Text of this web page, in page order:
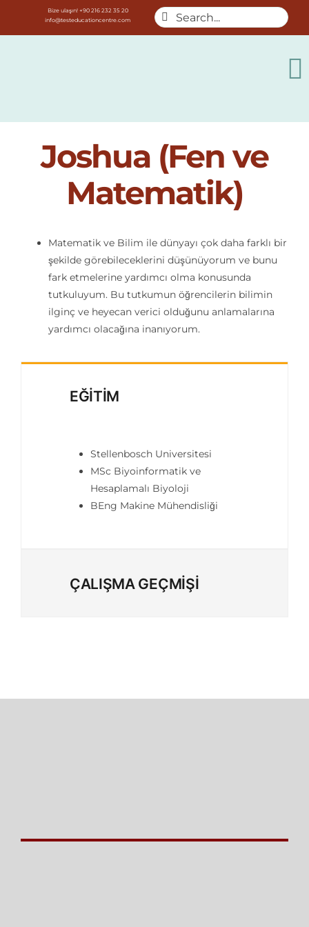
Bize ulaşın! +90 216 232 35 20
info@testeducationcentre.com
Search
for:
Özel
Öğretmen
Joshua (Fen ve
Matematik)
Matematik ve Bilim ile dünyayı çok daha farklı bir
şekilde görebileceklerini düşünüyorum ve bunu
fark etmelerine yardımcı olma konusunda
tutkuluyum. Bu tutkumun öğrencilerin bilimin
ilginç ve heyecan verici olduğunu anlamalarına
yardımcı olacağına inanıyorum.
EĞİTİM
Stellenbosch Universitesi
MSc Biyoinformatik ve
Hesaplamalı Biyoloji
BEng Makine Mühendisliği
ÇALIŞMA GEÇMİŞİ